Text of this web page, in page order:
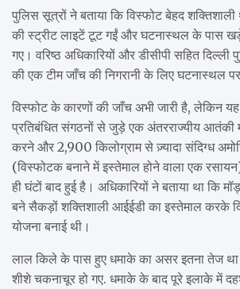
पुलिस सूत्रों ने बताया कि विस्फोट बेहद
की स्ट्रीट लाइटें टूट गईं और घटनास्थल के पास खड़े
गए। वरिष्ठ अधिकारियों और डीसीपी सहित
की एक टीम जाँच की निगरानी के लिए घटनास्थल
विस्फोट के कारणों की जाँच अभी जारी है, लेकिन यह
प्रतिबंधित संगठनों से जुड़े एक अंतरराज्यीय आतंकी
करने और 2,900 किलोग्राम से ज़्यादा संदिग्ध
(विस्फोटक बनाने में इस्तेमाल होने वाला एक
ही घंटों बाद हुई है। अधिकारियों ने बताया था कि
बने सैकड़ों शक्तिशाली आईईडी का इस्तेमाल करके
योजना बनाई थी।
लाल किले के पास हुए धमाके का असर इतना तेज
शीशे चकनाचूर हो गए. धमाके के बाद पूरे इलाके में